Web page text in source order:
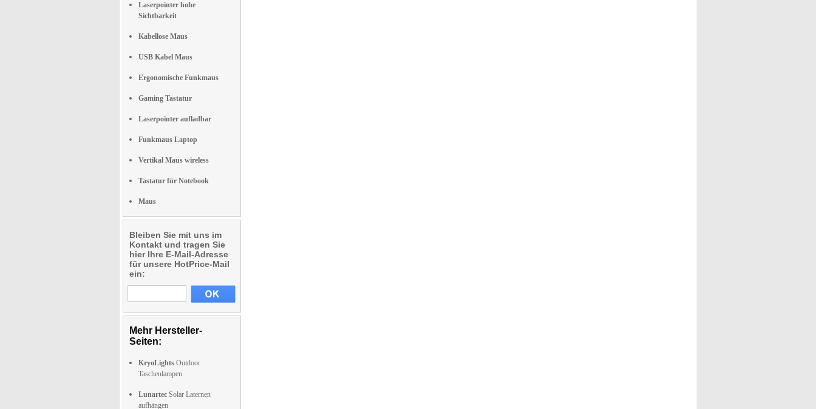
Laserpointer hohe
Sichtbarkeit
Kabellose Maus
USB Kabel Maus
Ergonomische Funkmaus
Gaming Tastatur
Laserpointer aufladbar
Funkmaus Laptop
Vertikal Maus wireless
Tastatur für Notebook
Maus
Bleiben Sie mit uns im
Kontakt und tragen Sie
hier Ihre E-Mail-Adresse
für unsere HotPrice-Mail
ein:
Mehr Hersteller-
Seiten:
KryoLights Outdoor
Taschenlampen
Lunartec Solar Laternen
aufhängen